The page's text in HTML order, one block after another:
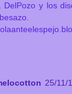
DelPozo y los
25/11/